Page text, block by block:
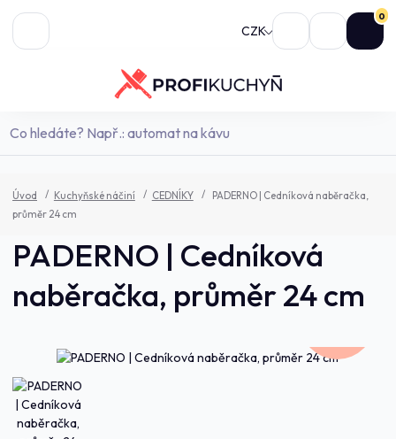
CZK
0
Úvod Kuchyňské náčiní CEDNÍKY
PADERNO | Cedníková naběračka,
průměr 24 cm
PADERNO | Cedníková
naběračka, průměr 24 cm